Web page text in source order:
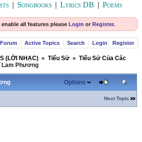
| Songbooks | Lyrics DB | Poems
all features please Login or Register.
Forum Active Topics Search Login Register
(LỜI NHẠC) » Tiểu Sử » Tiểu Sử Của Các
Lam Phương
Options
Next Topic